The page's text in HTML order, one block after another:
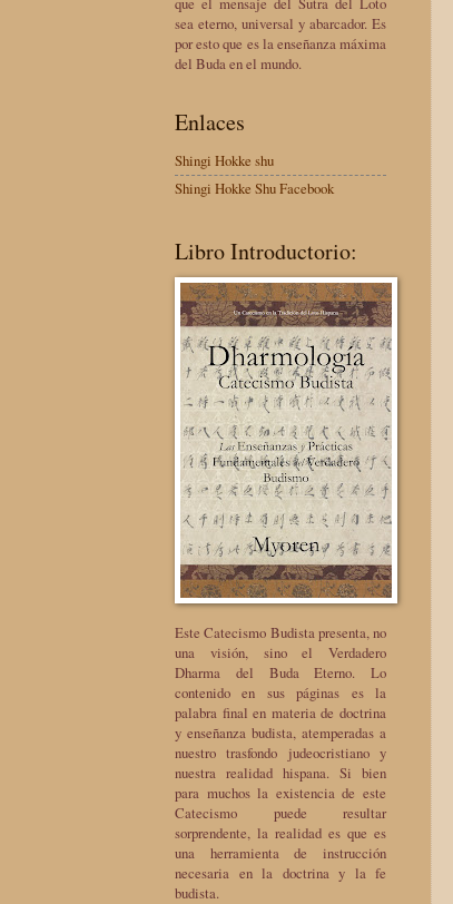
sea eterno, universal y abarcador. Es
por esto que es la enseñanza máxima
del Buda en el mundo.
Enlaces
Shingi Hokke shu
Shingi Hokke Shu Facebook
Libro Introductorio:
Este Catecismo Budista presenta, no
una visión, sino el Verdadero
Dharma del Buda Eterno. Lo
contenido en sus páginas es la
palabra final en materia de doctrina
y enseñanza budista, atemperadas a
nuestro trasfondo judeocristiano y
nuestra realidad hispana. Si bien
para muchos la existencia de este
Catecismo puede resultar
sorprendente, la realidad es que es
una herramienta de instrucción
necesaria en la doctrina y la fe
budista.